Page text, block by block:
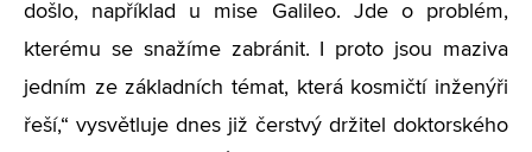
došlo, například u mise Galileo. Jde o problém,
kterému se snažíme zabránit. I proto jsou maziva
jedním ze základních témat, která kosmičtí inženýři
řeší,“ vysvětluje dnes již čerstvý držitel doktorského